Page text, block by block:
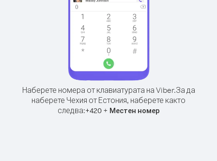
Наберете номера от клавиатурата на Viber.За да
наберете Чехия от Естония, наберете както
следва:+420+ Местен номер